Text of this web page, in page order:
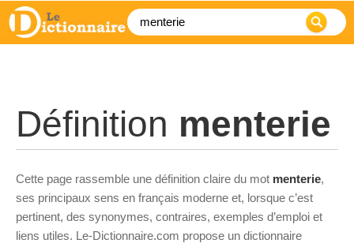
Définition menterie
Cette page rassemble une définition claire du mot menterie,
ses principaux sens en français moderne et, lorsque c’est
pertinent, des synonymes, contraires, exemples d’emploi et
liens utiles. Le-Dictionnaire.com propose un dictionnaire